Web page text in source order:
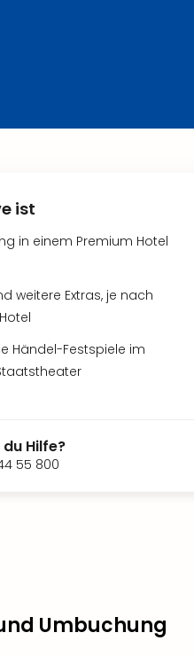
ist
in einem Premium Hotel
weitere Extras, je nach
Händel-Festspiele im
Hilfe?
55 800
Umbuchung